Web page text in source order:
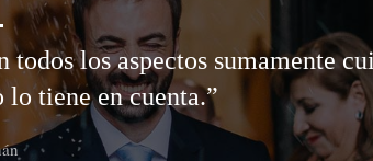
los aspectos sumamente
lo tiene en cuenta.”